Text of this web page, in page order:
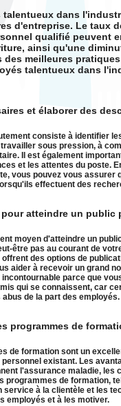
talentueux dans
d'entreprise. Le taux
qualifié peuvent
ainsi qu'une
meilleures
talentueux dans
et élaborer des
consiste à identifier
sous pression, à
Il est également
et les attentes du poste.
vous pouvez vous assurer
effectuent des
atteindre un public
moyen d'atteindre un
être pas au courant de
offrent des options de
aider à recevoir un grand
parce que
qui se connaissent, car
de la part des employés.
programmes de
de formation sont un
existant. Les
l'assurance maladie, les
programmes de formation,
à la clientèle et les
employés et à les motiver.